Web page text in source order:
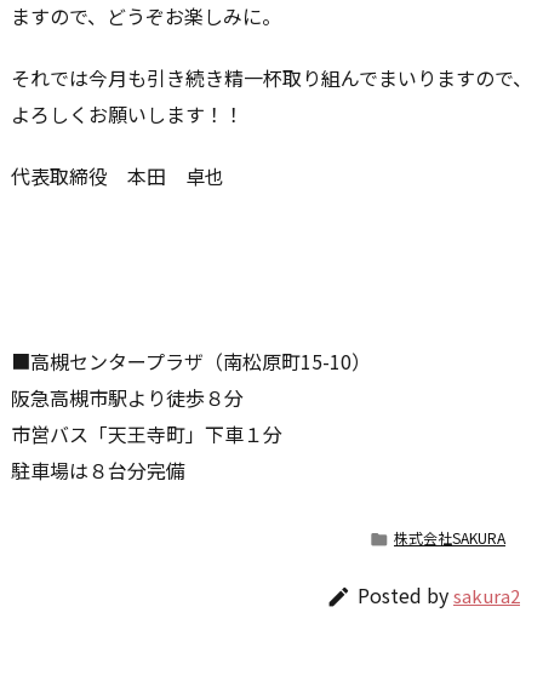
ますので、どうぞお楽しみに。
それでは今月も引き続き精一杯取り組んでまいりますので、
よろしくお願いします！！
代表取締役 本田 卓也
■高槻センタープラザ（南松原町15-10）
阪急高槻市駅より徒歩８分
市営バス「天王寺町」下車１分
駐車場は８台分完備
 株式会社SAKURA
 Posted bysakura2